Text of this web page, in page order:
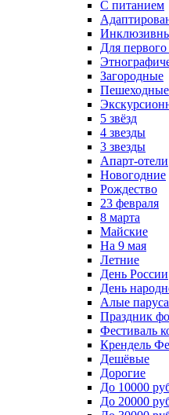
С питанием
Для первого
Загородные
Пешеходные
5 звёзд
4 звезды
3 звезды
Апарт-отели
Новогодние
Рождество
23 февраля
8 марта
Майские
На 9 мая
Летние
День России
День
Алые паруса
Праздник
Фестиваль
Крендель
Дешёвые
Дорогие
До 10000
До 20000